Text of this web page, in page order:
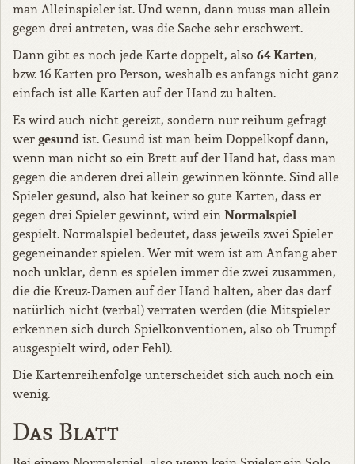
man Alleinspieler ist. Und wenn, dann muss man allein
gegen drei antreten, was die Sache sehr erschwert.
Dann gibt es noch jede Karte doppelt, also 64 Karten,
bzw. 16 Karten pro Person, weshalb es anfangs nicht ganz
einfach ist alle Karten auf der Hand zu halten.
Es wird auch nicht gereizt, sondern nur reihum gefragt
wer gesund ist. Gesund ist man beim Doppelkopf dann,
wenn man nicht so ein Brett auf der Hand hat, dass man
gegen die anderen drei allein gewinnen könnte. Sind alle
Spieler gesund, also hat keiner so gute Karten, dass er
gegen drei Spieler gewinnt, wird ein Normalspiel
gespielt. Normalspiel bedeutet, dass jeweils zwei Spieler
gegeneinander spielen. Wer mit wem ist am Anfang aber
noch unklar, denn es spielen immer die zwei zusammen,
die die Kreuz-Damen auf der Hand halten, aber das darf
natürlich nicht (verbal) verraten werden (die Mitspieler
erkennen sich durch Spielkonventionen, also ob Trumpf
ausgespielt wird, oder Fehl).
Die Kartenreihenfolge unterscheidet sich auch noch ein
wenig.
Das Blatt